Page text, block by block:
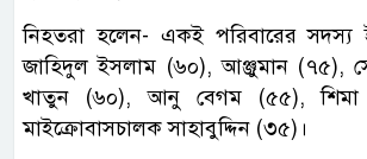
নিহতরা হলেন- একই পরিবারের
জাহিদুল ইসলাম (৬০), আঞ্জুমান (৭৫),
খাতুন (৬০), আনু বেগম (৫৫),
মাইক্রোবাসচালক সাহাবুদ্দিন (৩৫)।